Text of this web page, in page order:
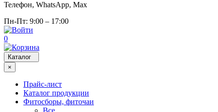
Телефон, WhatsApp, Мах
Пн-Пт: 9:00 – 17:00
0
Каталог
×
Прайс-лист
Каталог продукции
Фитосборы, фиточаи
Все